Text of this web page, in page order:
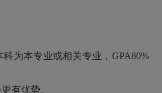
为本专业或相关专业，GPA80%
有优势。